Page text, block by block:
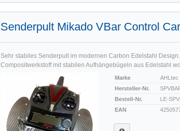
Senderpult Mikado VBar Control
Sehr stabiles Senderpult im modernen Carbon Edelstahl
Compositwerkstoff mit stabilen Aufhängebügeln aus Edelstahl
Marke
AHLtec
Hersteller-Nr.
Bestell-Nr.
LE-
EAN